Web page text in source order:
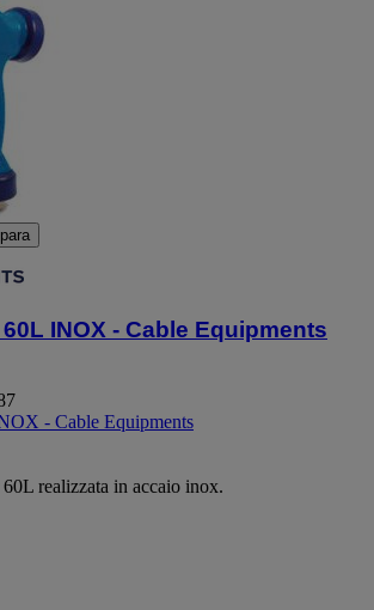
INOX - Cable Equipments
- Cable Equipments
realizzata in accaio inox.